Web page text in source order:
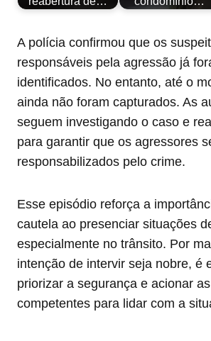
A polícia confirmou que os
responsáveis pela agressão já
identificados. No entanto, até o
ainda não foram capturados. As
seguem investigando o caso e
para garantir que os agressores
responsabilizados pelo crime.
Esse episódio reforça a
cautela ao presenciar situações
especialmente no trânsito. Por
intenção de intervir seja nobre, é
priorizar a segurança e acionar
competentes para lidar com a